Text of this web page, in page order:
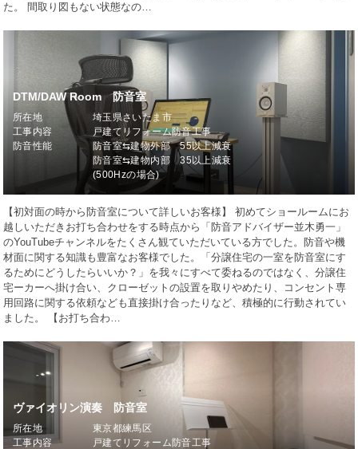
た。 間取り図もない状態なの…
DTM/DAW Room 防音室
所在地
埼玉県さいたま市
工事内容
戸建てリフォーム防音工事
防音性能
防音室⇆建物外部 55以上減衰
防音室⇆建物内部 35以上減衰
(500Hzの場合)
【初対面の時から防音室について詳しいお客様】 初めてショールームにお
越しいただきお打ち合わせをする時点から「防音アドバイザー並木勇一」
のYouTubeチャンネルをたくさん観ていただいている方でした。防音や機
材面に関する知識も豊富なお客様でした。「分譲住宅の一室を防音室にす
るためにどうしたらいいか？」を我々にすべて委ねるのではなく、分譲住
宅ーカーへ掛け合い、クローゼットの設置を取りやめたり、コンセント専
用回路に関する依頼なども直接掛け合ったりなど、積極的に行動されてい
ました。 【お打ち合わ…
ヴァイオリン演奏 防音室
所在地
東京都練馬区
工事内容
戸建てリフォーム防音工事